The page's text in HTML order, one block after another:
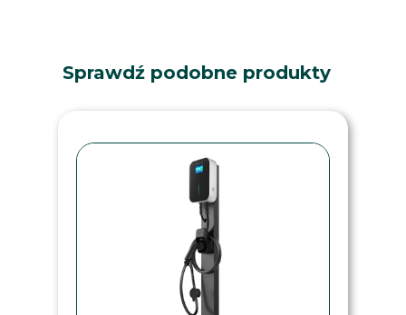
Sprawdź podobne produkty